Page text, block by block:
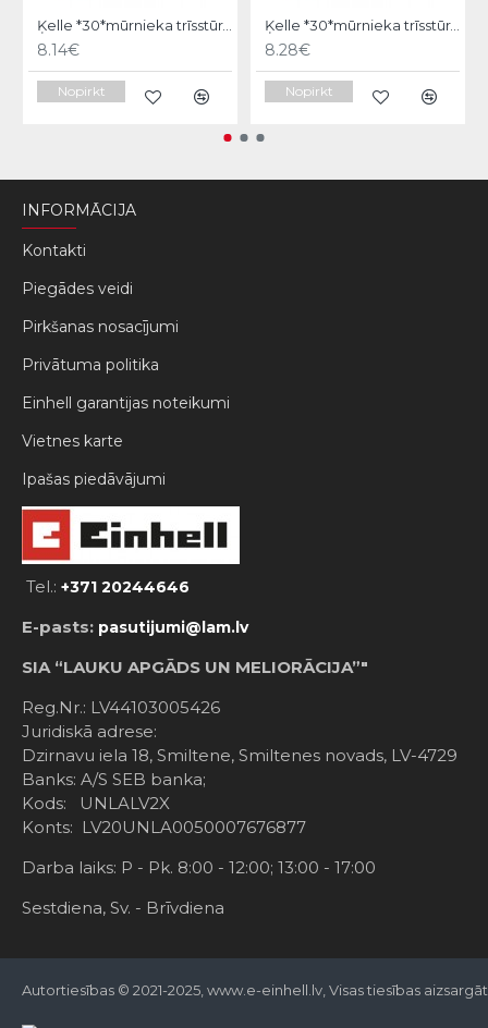
Ķelle *30*mūrnieka trīsstūra 18cm, Hardy
8.14€
Nopirkt
Ķelle *30*mūrnieka trīsstūra 20cm, Hardy
8.28€
Nopirkt
INFORMĀCIJA
Kontakti
Piegādes veidi
Pirkšanas nosacījumi
Privātuma politika
Einhell garantijas noteikumi
Vietnes karte
Ipašas piedāvājumi
Tel.: +371 20244646
E-pasts: pasutijumi@lam.lv
SIA “LAUKU APGĀDS UN MELIORĀCIJA”"
Reg.Nr.: LV44103005426
Juridiskā adrese:
Dzirnavu iela 18, Smiltene, Smiltenes novads, LV-4729
Banks: A/S SEB banka;
Kods: UNLALV2X
Konts: LV20UNLA0050007676877
Darba laiks: P - Pk. 8:00 - 12:00; 13:00 - 17:00
Sestdiena, Sv. - Brīvdiena
Autortiesības © 2021-2025, www.e-einhell.lv, Visas tiesības